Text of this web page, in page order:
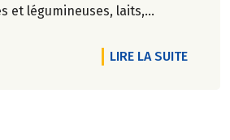
et légumineuses, laits,
nouveau du réseau Biocoop :
LIMOUSINS, première
LIRE LA SUITEDE